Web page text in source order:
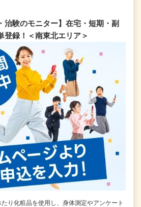
治験のモニター】在宅・短期・副
録！＜南東北エリア＞
り化粧品を使用し、身体測定やアンケート